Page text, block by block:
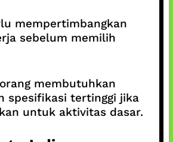
mempertimbangkan
sebelum memilih
membutuhkan
spesifikasi tertinggi jika
untuk aktivitas dasar.